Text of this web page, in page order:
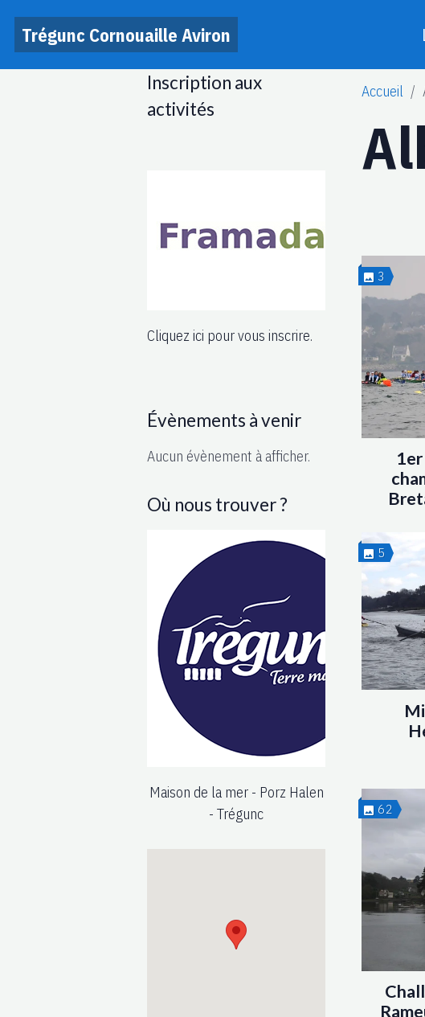
Trégunc Cornouaille Aviron
Accueil
3
5
62
Inscription aux
activités
Cliquez ici pour vous inscrire.
Évènements à venir
Aucun évènement à afficher.
Où nous trouver ?
Maison de la mer - Porz Halen
- Trégunc